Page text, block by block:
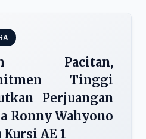
Pacitan,
Tinggi
Perjuangan
Ronny Wahyono
AE 1